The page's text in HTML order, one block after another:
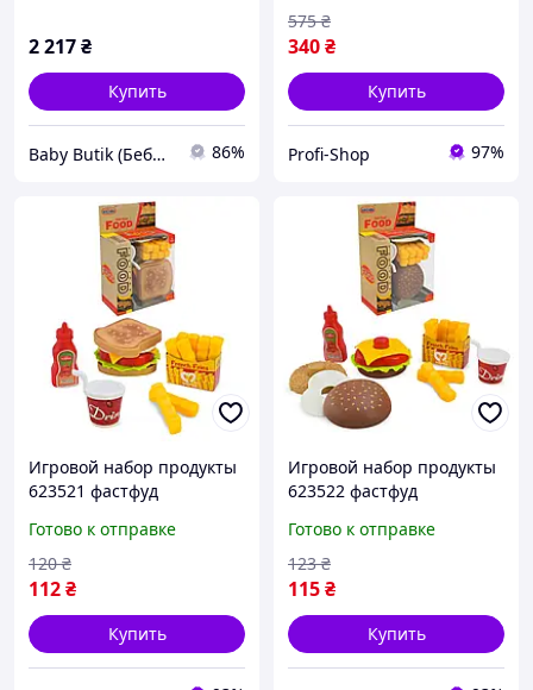
2 217₴
Купить
Baby Butik (Беби Бутик) 86%
340₴
575 ₴
Купить
Profi-Shop 97%
Игровой набор продукты
623521 фастфуд
Готово к отправке
112₴
120 ₴
Купить
Игровой набор продукты
623522 фастфуд
Готово к отправке
115₴
123 ₴
Купить